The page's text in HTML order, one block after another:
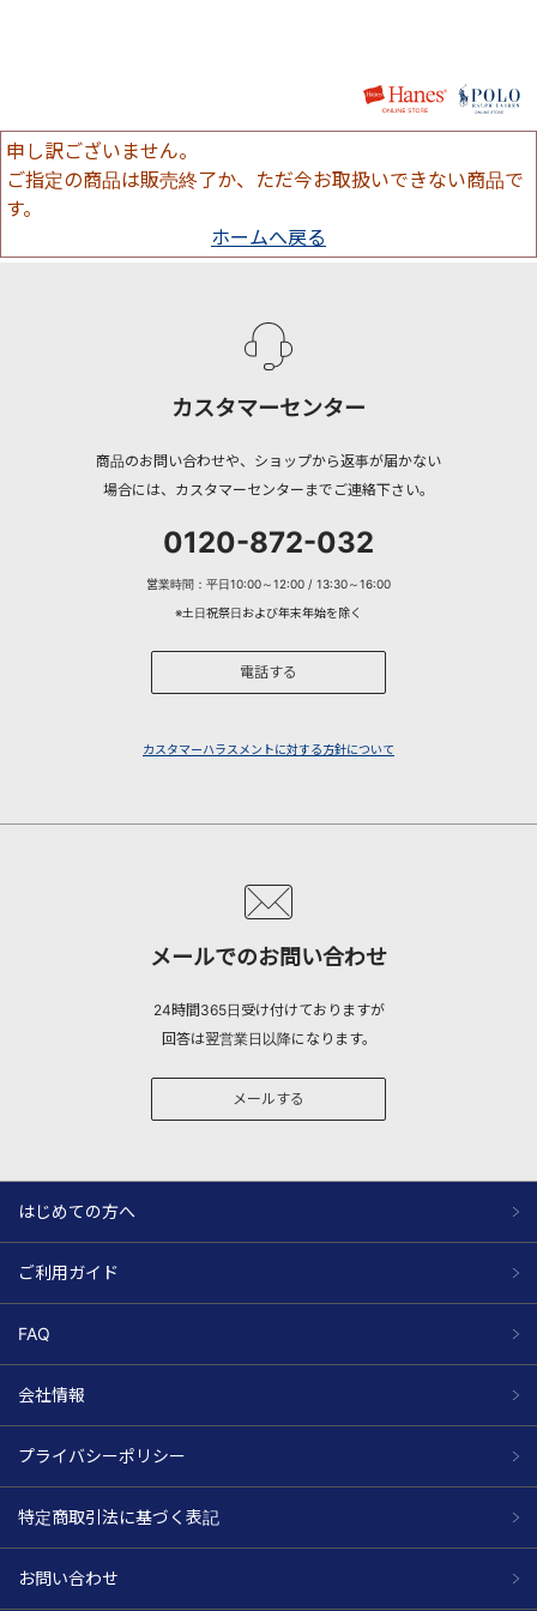
申し訳ございません。
ご指定の商品は販売終了か、ただ今お取扱いできない商品で
す。
ホームへ戻る
カスタマーセンター
商品のお問い合わせや、ショップから返事が届かない
場合には、カスタマーセンターまでご連絡下さい。
0120-872-032
営業時間：平日10:00～12:00 / 13:30～16:00
※土日祝祭日および年末年始を除く
電話する
カスタマーハラスメントに対する方針について
メールでのお問い合わせ
24時間365日受け付けておりますが
回答は翌営業日以降になります。
メールする
はじめての方へ
ご利用ガイド
FAQ
会社情報
プライバシーポリシー
特定商取引法に基づく表記
お問い合わせ